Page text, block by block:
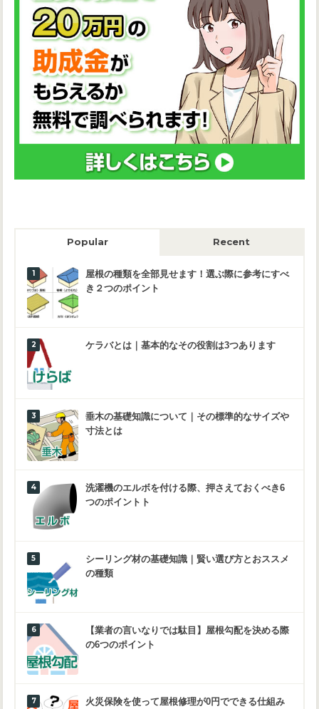
Popular Recent
屋根の種類を全部見せます！選ぶ際に参考にすべ
き２つのポイント
ケラバとは｜基本的なその役割は3つあります
垂木の基礎知識について｜その標準的なサイズや
寸法とは
洗濯機のエルボを付ける際、押さえておくべき6
つのポイントト
シーリング材の基礎知識｜賢い選び方とおススメ
の種類
【業者の言いなりでは駄目】屋根勾配を決める際
の6つのポイント
火災保険を使って屋根修理が0円でできる仕組み